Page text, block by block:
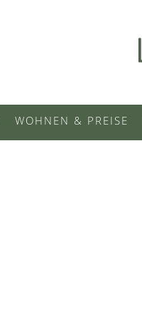
WOHNEN & PREISE